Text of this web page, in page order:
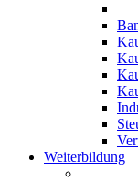
Weiterbildung